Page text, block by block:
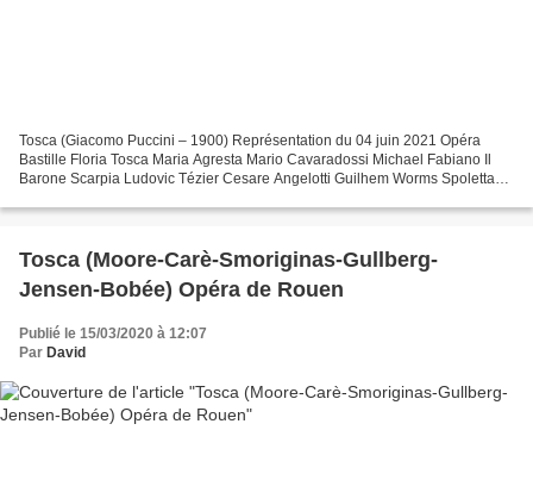
Tosca (Giacomo Puccini – 1900) Représentation du 04 juin 2021 Opéra
Bastille Floria Tosca Maria Agresta Mario Cavaradossi Michael Fabiano Il
Barone Scarpia Ludovic Tézier Cesare Angelotti Guilhem Worms Spoletta
Tosca (Moore-Carè-Smoriginas-Gullberg-
Jensen-Bobée) Opéra de Rouen
Publié le 15/03/2020 à 12:07
Par David